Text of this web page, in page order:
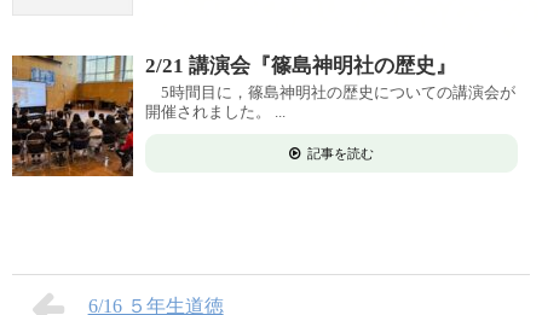
2/21 講演会『篠島神明社の歴史』
5時間目に，篠島神明社の歴史についての講演会が
開催されました。 ...
記事を読む
6/16 ５年生道徳